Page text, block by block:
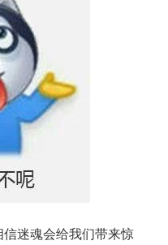
迷魂会给我们带来惊